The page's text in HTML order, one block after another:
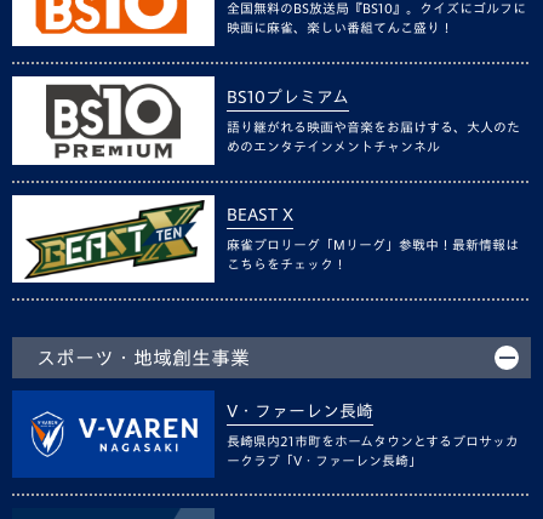
全国無料のBS放送局『BS10』。クイズにゴルフに
映画に麻雀、楽しい番組てんこ盛り！
BS10プレミアム
語り継がれる映画や音楽をお届けする、大人のた
めのエンタテインメントチャンネル
BEAST X
麻雀プロリーグ「Mリーグ」参戦中！最新情報は
こちらをチェック！
スポーツ・地域創生事業
V・ファーレン長崎
長崎県内21市町をホームタウンとするプロサッカ
ークラブ「V・ファーレン長崎」